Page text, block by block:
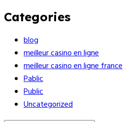
Categories
blog
meilleur casino en ligne
meilleur casino en ligne france
Pablic
Public
Uncategorized